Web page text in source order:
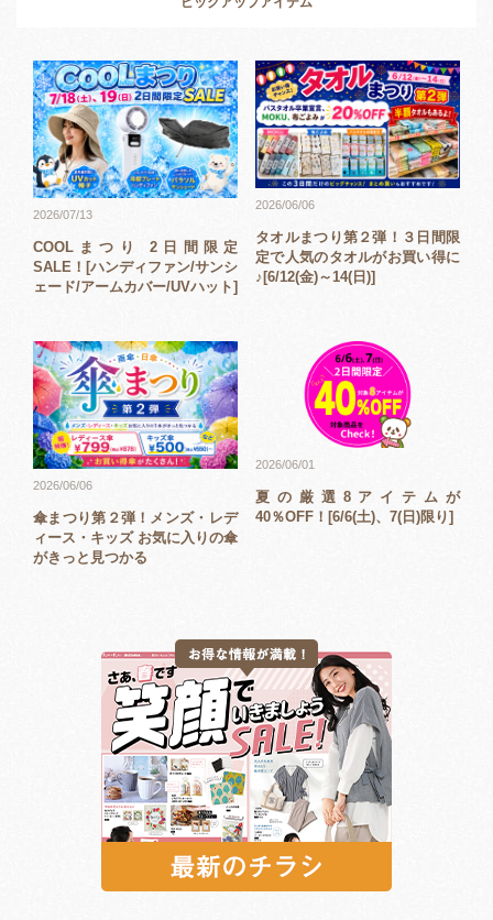
COOLまつり 2日間限定
SALE！[ハンディファン/サンシ
ェード/アームカバー/UVハット]
2026/07/13
タオルまつり第２弾！３日間限
定で人気のタオルがお買い得に
♪[6/12(金)～14(日)]
2026/06/06
傘まつり第２弾！メンズ・レデ
ィース・キッズ お気に入りの傘
がきっと見つかる
2026/06/06
夏の厳選8アイテムが
40％OFF！[6/6(土)、7(日)限り]
2026/06/01